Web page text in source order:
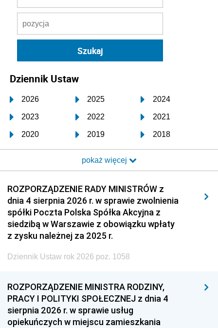
Dziennik Ustaw
2026 2025 2024
2023 2022 2021
2020 2019 2018
2017 2016 2015
2014 2013 2012
2011 2010 2009
2008 2007 2006
2005 2004 2003
2002 2001
1999 1998
1993 1992 1991
1990 1989
pokaż więcej
ROZPORZĄDZENIE RADY MINISTRÓW z
dnia 4 sierpnia 2026 r. w sprawie zwolnienia
spółki Poczta Polska Spółka Akcyjna z
siedzibą w Warszawie z obowiązku wpłaty
z zysku należnej za 2025 r.
Dziennik Ustaw rok 2026 poz. 1058
ROZPORZĄDZENIE MINISTRA RODZINY,
PRACY I POLITYKI SPOŁECZNEJ z dnia 4
sierpnia 2026 r. w sprawie usług
opiekuńczych w miejscu zamieszkania